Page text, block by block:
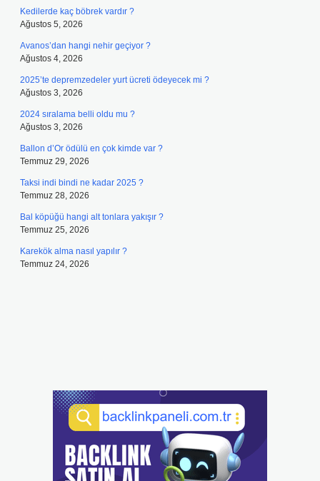
Kedilerde kaç böbrek vardır ?
Ağustos 5, 2026
Avanos’dan hangi nehir geçiyor ?
Ağustos 4, 2026
2025’te depremzedeler yurt ücreti ödeyecek mi ?
Ağustos 3, 2026
2024 sıralama belli oldu mu ?
Ağustos 3, 2026
Ballon d’Or ödülü en çok kimde var ?
Temmuz 29, 2026
Taksi indi bindi ne kadar 2025 ?
Temmuz 28, 2026
Bal köpüğü hangi alt tonlara yakışır ?
Temmuz 25, 2026
Karekök alma nasıl yapılır ?
Temmuz 24, 2026